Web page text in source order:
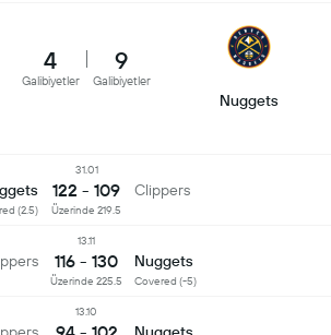
4
Galibiyetler
9
Galibiyetler
Nuggets
(2.5)
31.01
122 - 109 Clippers
Üzerinde 219.5
13.11
116 - 130 Nuggets
Covered (-5)
Üzerinde 225.5
13.10